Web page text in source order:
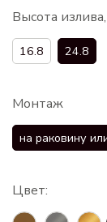
Высота
16.8 24.8
Монтаж
на раковину